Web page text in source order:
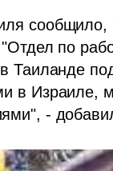
сообщило,
по
Таиланде
в Израиле,
-